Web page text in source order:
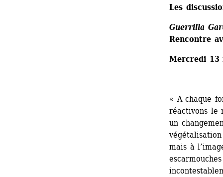
Les
Guerrilla
Rencontre
Mercredi 13
« A chaque
réactivons le
un
mais à